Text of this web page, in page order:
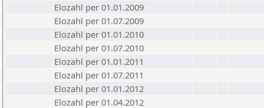
Elozahl per 01.01.2009
Elozahl per 01.07.2009
Elozahl per 01.01.2010
Elozahl per 01.07.2010
Elozahl per 01.01.2011
Elozahl per 01.07.2011
Elozahl per 01.01.2012
Elozahl per 01.04.2012